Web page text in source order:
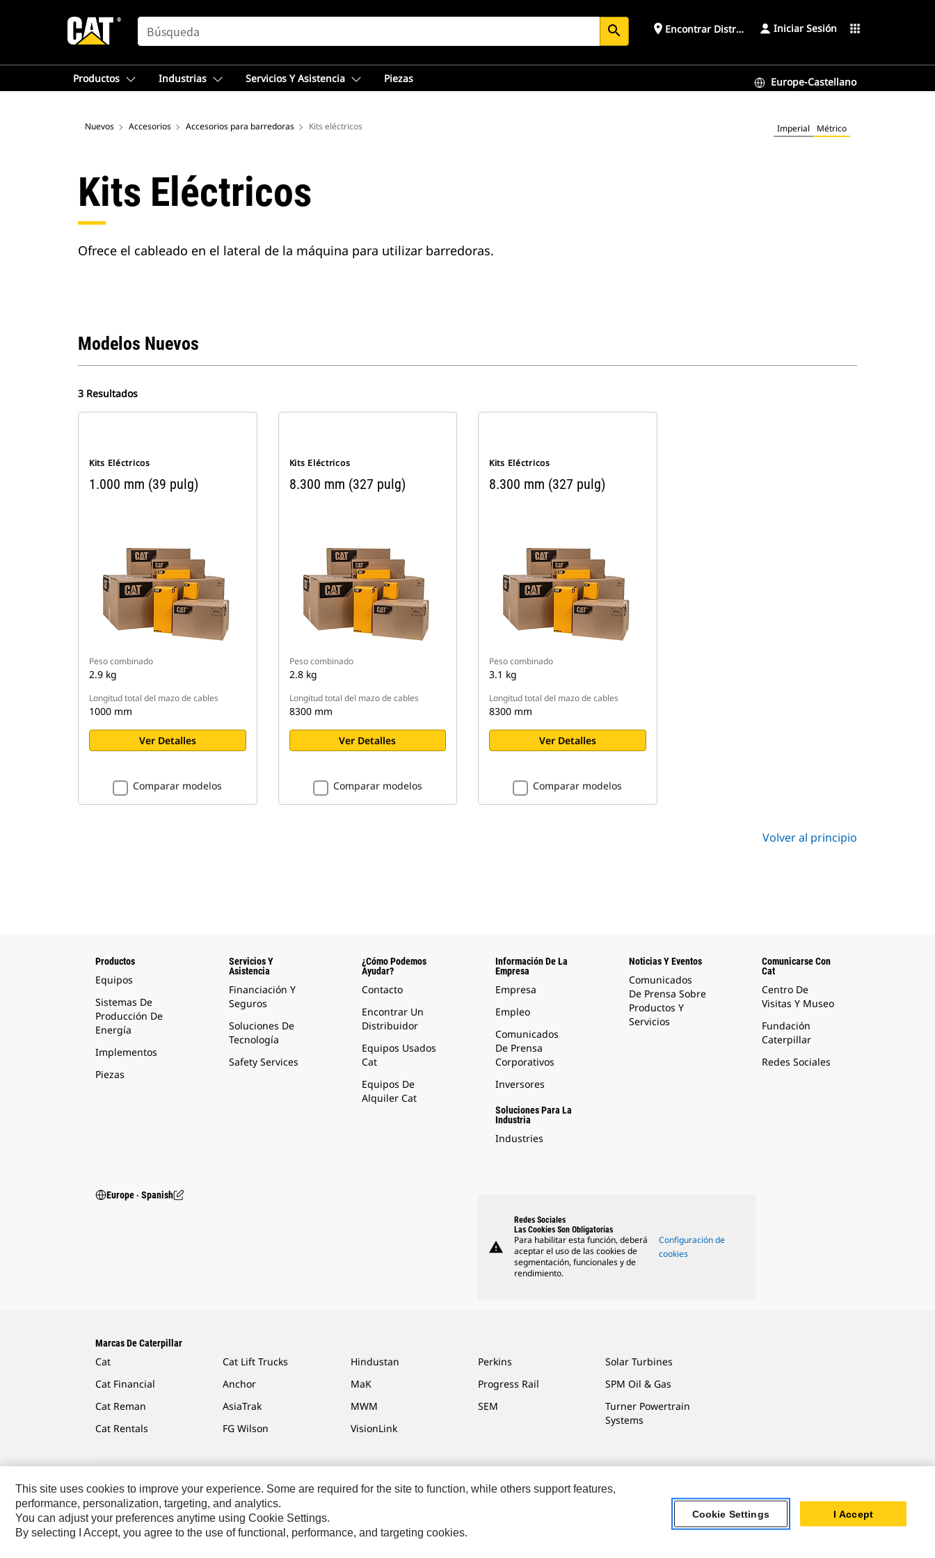
SEARCH search place Encontrar Distribuidor Iniciar Sesión apps
Productos Industrias Servicios Y Asistencia Piezas Europe-Castellano
Nuevos Accesorios Accesorios para barredoras Kits eléctricos Imperial Métrico
Kits Eléctricos
Ofrece el cableado en el lateral de la máquina para utilizar barredoras.
Modelos Nuevos
3 Resultados
Kits Eléctricos
1.000 mm (39 pulg)
Peso combinado
2.9 kg
Longitud total del mazo de cables
1000 mm
Ver Detalles
Comparar modelos
Kits Eléctricos
8.300 mm (327 pulg)
Peso combinado
2.8 kg
Longitud total del mazo de cables
8300 mm
Ver Detalles
Comparar modelos
Kits Eléctricos
8.300 mm (327 pulg)
Peso combinado
3.1 kg
Longitud total del mazo de cables
8300 mm
Ver Detalles
Comparar modelos
Volver al principio
Productos
Equipos
Sistemas De
Producción De
Energía
Implementos
Piezas
Servicios Y
Asistencia
Financiación Y
Seguros
Soluciones De
Tecnología
Safety Services
¿Cómo Podemos
Ayudar?
Contacto
Encontrar Un
Distribuidor
Equipos Usados
Cat
Equipos De
Alquiler Cat
Información De La
Empresa
Empresa
Empleo
Comunicados
De Prensa
Corporativos
Inversores
Soluciones Para La
Industria
Industries
Noticias Y Eventos
Comunicados
De Prensa Sobre
Productos Y
Servicios
Comunicarse Con
Cat
Centro De
Visitas Y Museo
Fundación
Caterpillar
Redes Sociales
Europe ‧ Spanish
warning
Redes Sociales
Las Cookies Son Obligatorias
Para habilitar esta función, deberá
aceptar el uso de las cookies de
segmentación, funcionales y de
rendimiento.
Configuración de
cookies
Marcas De Caterpillar
Cat
Cat Financial
Cat Reman
Cat Rentals
Cat Lift Trucks
Anchor
AsiaTrak
FG Wilson
Hindustan
MaK
MWM
VisionLink
Perkins
Progress Rail
SEM
Solar Turbines
SPM Oil & Gas
Turner Powertrain
Systems
Caterpillar.com Contacto Caterpillar Mis Preferencias De Marketing Mapa Del Sitio Cookie Settings Aviso Legal Privacidad
Europe-Spanish © 2026 Caterpillar. Reservados todos los derechos
This site uses cookies to improve your experience. Some are required for the site to function, while others support features,
performance, personalization, targeting, and analytics.
You can adjust your preferences anytime using Cookie Settings.
By selecting I Accept, you agree to the use of functional, performance, and targeting cookies.
Cookie Settings I Accept